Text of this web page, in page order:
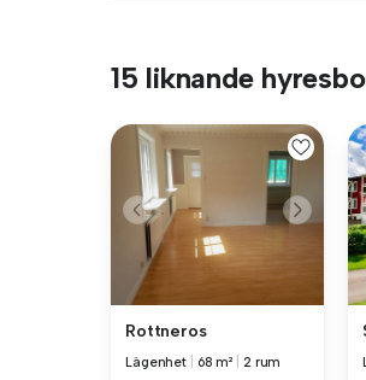
15 liknande
Rottneros
Lägenhet 68 m² 2 rum